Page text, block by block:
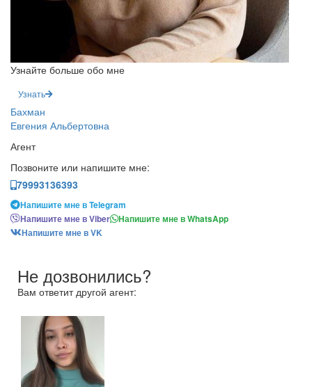
Узнайте больше обо мне
Узнать
Бахман
Евгения Альбертовна
Агент
Позвоните или напишите мне:
79993136393
Напишите мне в Telegram
Напишите мне в Viber
Напишите мне в WhatsApp
Напишите мне в VK
Не дозвонились?
Вам ответит другой агент: